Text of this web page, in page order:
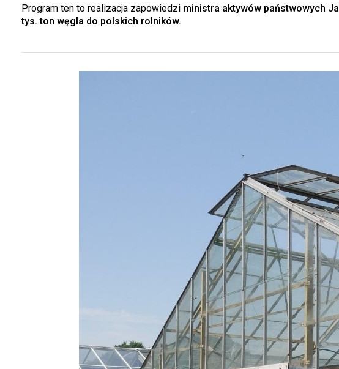
Program ten to realizacja zapowiedzi ministra aktywów państwowych
tys. ton węgla do polskich rolników.